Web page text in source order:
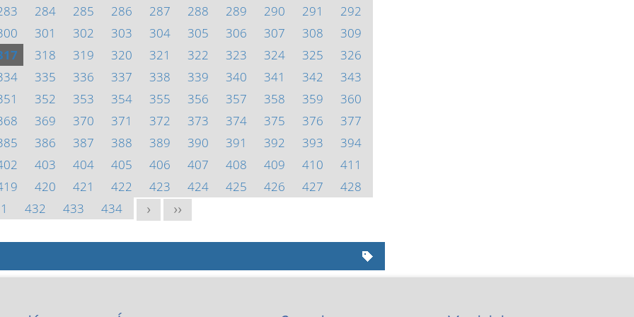
284 285 286 287 288 289 290 291
292
301 302 303 304 305 306 307 308
309
318 319 320 321 322 323 324 325
326
335 336 337 338 339 340 341 342
343
352 353 354 355 356 357 358 359
360
369 370 371 372 373 374 375 376
377
386 387 388 389 390 391 392 393
394
403 404 405 406 407 408 409 410
411
420 421 422 423 424 425 426 427
428
432 433 434 > >>